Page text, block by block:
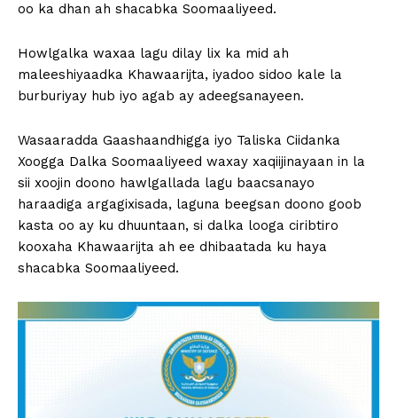
oo ka dhan ah shacabka Soomaaliyeed.
Howlgalka waxaa lagu dilay lix ka mid ah
maleeshiyaadka Khawaarijta, iyadoo sidoo kale la
burburiyay hub iyo agab ay adeegsanayeen.
Wasaaradda Gaashaandhigga iyo Taliska Ciidanka
Xoogga Dalka Soomaaliyeed waxay xaqiijinayaan in la
sii xoojin doono hawlgallada lagu baacsanayo
haraadiga argagixisada, laguna beegsan doono goob
kasta oo ay ku dhuuntaan, si dalka looga ciribtiro
kooxaha Khawaarijta ah ee dhibaatada ku haya
shacabka Soomaaliyeed.